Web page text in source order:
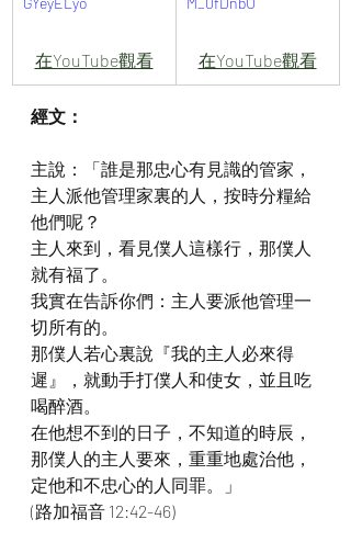
在YouTube觀看 在YouTube觀看
經文：
主說：「誰是那忠心有見識的管家，
主人派他管理家裏的人，按時分糧給
他們呢？
主人來到，看見僕人這樣行，那僕人
就有福了。
我實在告訴你們：主人要派他管理一
切所有的。
那僕人若心裏說『我的主人必來得
遲』，就動手打僕人和使女，並且吃
喝醉酒。
在他想不到的日子，不知道的時辰，
那僕人的主人要來，重重地處治他，
定他和不忠心的人同罪。」
(路加福音 12:42-46)